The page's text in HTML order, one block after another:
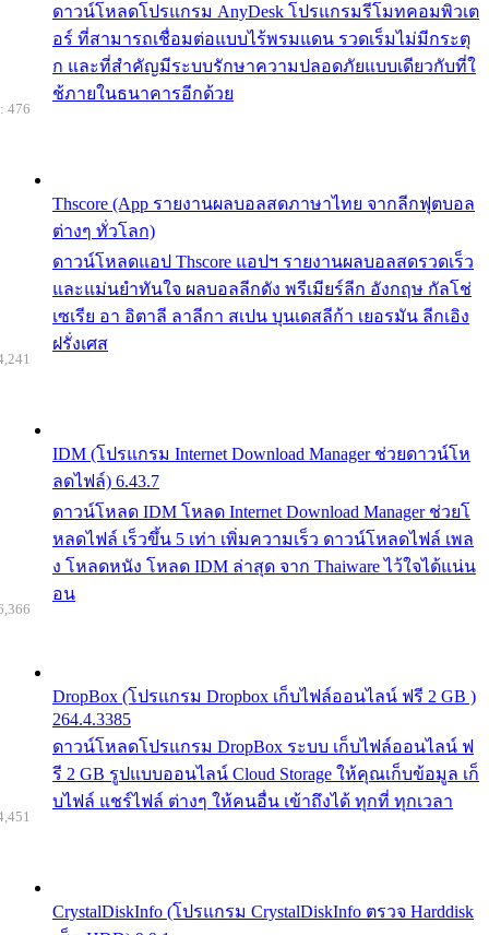
ดาวน์โหลดโปรแกรม AnyDesk โปรแกรมรีโมทคอมพิวเต
อร์ ที่สามารถเชื่อมต่อแบบไร้พรมแดน รวดเร็มไม่มีกระตุ
ก และที่สำคัญมีระบบรักษาความปลอดภัยแบบเดียวกับที่ใ
ช้ภายในธนาคารอีกด้วย
Thscore (App รายงานผลบอลสดภาษาไทย จากลีกฟุตบอล
ต่างๆ ทั่วโลก)
ดาวน์โหลดแอป Thscore แอปฯ รายงานผลบอลสดรวดเร็ว
และแม่นยำทันใจ ผลบอลลีกดัง พรีเมียร์ลีก อังกฤษ กัลโช่
เซเรีย อา อิตาลี ลาลีกา สเปน บุนเดสลีก้า เยอรมัน ลีกเอิง
ฝรั่งเศส
476
IDM (โปรแกรม Internet Download Manager ช่วยดาวน์โห
ลดไฟล์) 6.43.7
ดาวน์โหลด IDM โหลด Internet Download Manager ช่วยโ
หลดไฟล์ เร็วขึ้น 5 เท่า เพิ่มความเร็ว ดาวน์โหลดไฟล์ เพล
ง โหลดหนัง โหลด IDM ล่าสุด จาก Thaiware ไว้ใจได้แน่น
อน
DropBox (โปรแกรม Dropbox เก็บไฟล์ออนไลน์ ฟรี 2 GB )
264.4.3385
ดาวน์โหลดโปรแกรม DropBox ระบบ เก็บไฟล์ออนไลน์ ฟ
รี 2 GB รูปแบบออนไลน์ Cloud Storage ให้คุณเก็บข้อมูล เก็
บไฟล์ แชร์ไฟล์ ต่างๆ ให้คนอื่น เข้าถึงได้ ทุกที่ ทุกเวลา
CrystalDiskInfo (โปรแกรม CrystalDiskInfo ตรวจ Harddisk